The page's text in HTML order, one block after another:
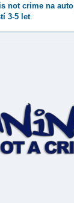
not crime na auto
3-5 let.